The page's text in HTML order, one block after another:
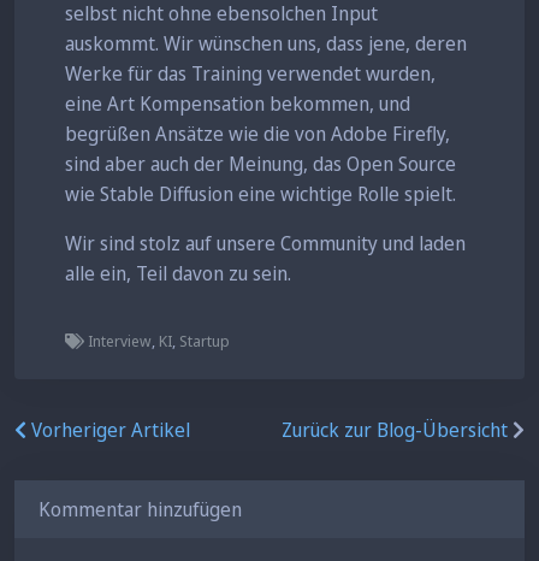
selbst nicht ohne ebensolchen Input
auskommt. Wir wünschen uns, dass jene, deren
Werke für das Training verwendet wurden,
eine Art Kompensation bekommen, und
begrüßen Ansätze wie die von Adobe Firefly,
sind aber auch der Meinung, das Open Source
wie Stable Diffusion eine wichtige Rolle spielt.
Wir sind stolz auf unsere Community und laden
alle ein, Teil davon zu sein.
Interview, KI, Startup
Zurück zur Blog-Übersicht
Vorheriger Artikel
Kommentar hinzufügen